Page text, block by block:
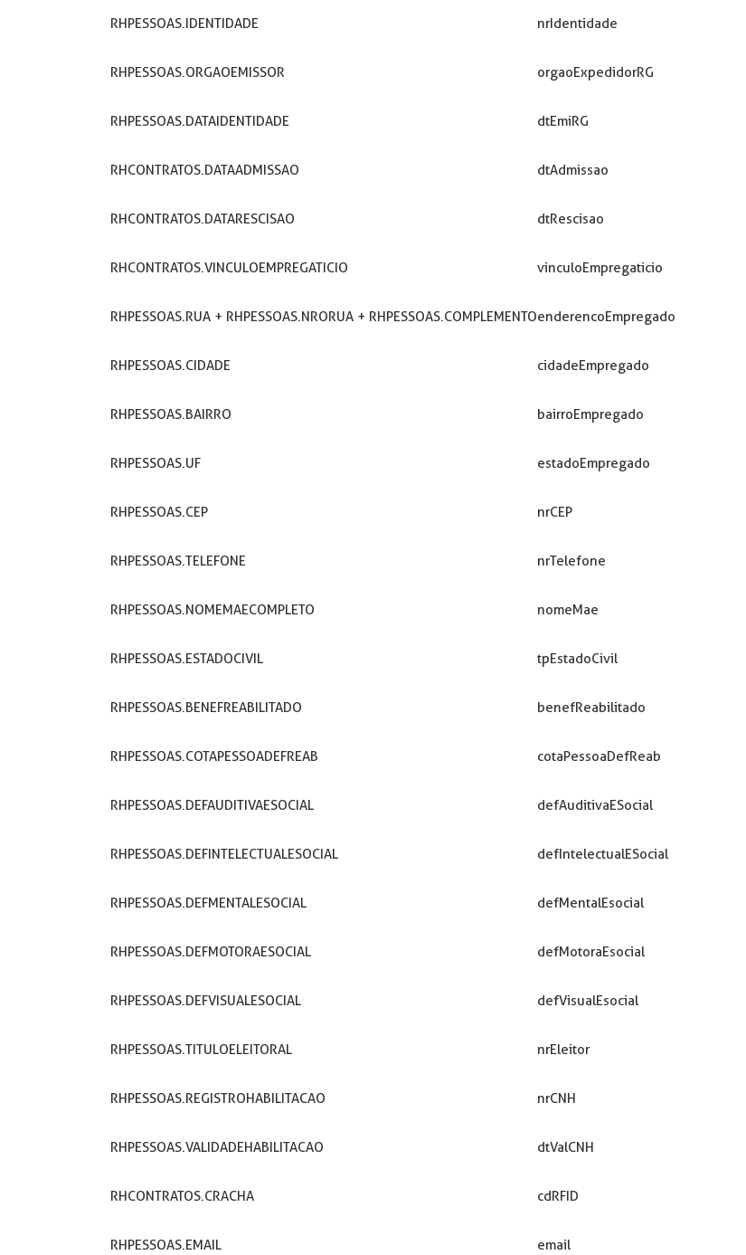
RHPESSOAS.IDENTIDADE nrIdentidade
RHPESSOAS.ORGAOEMISSOR orgaoExpedidorRG
RHPESSOAS.DATAIDENTIDADE dtEmiRG
RHCONTRATOS.DATAADMISSAO dtAdmissao
RHCONTRATOS.DATARESCISAO dtRescisao
RHCONTRATOS.VINCULOEMPREGATICIO vinculoEmpregaticio
RHPESSOAS.RUA + RHPESSOAS.NRORUA + RHPESSOAS.COMPLEMENTOenderencoEmpregado
RHPESSOAS.CIDADE cidadeEmpregado
RHPESSOAS.BAIRRO bairroEmpregado
RHPESSOAS.UF estadoEmpregado
RHPESSOAS.CEP nrCEP
RHPESSOAS.TELEFONE nrTelefone
RHPESSOAS.NOMEMAECOMPLETO nomeMae
RHPESSOAS.ESTADOCIVIL tpEstadoCivil
RHPESSOAS.BENEFREABILITADO benefReabilitado
RHPESSOAS.COTAPESSOADEFREAB cotaPessoaDefReab
RHPESSOAS.DEFAUDITIVAESOCIAL defAuditivaESocial
RHPESSOAS.DEFINTELECTUALESOCIAL defIntelectualESocial
RHPESSOAS.DEFMENTALESOCIAL defMentalEsocial
RHPESSOAS.DEFMOTORAESOCIAL defMotoraEsocial
RHPESSOAS.DEFVISUALESOCIAL defVisualEsocial
RHPESSOAS.TITULOELEITORAL nrEleitor
RHPESSOAS.REGISTROHABILITACAO nrCNH
RHPESSOAS.VALIDADEHABILITACAO dtValCNH
RHCONTRATOS.CRACHA cdRFID
RHPESSOAS.EMAIL email